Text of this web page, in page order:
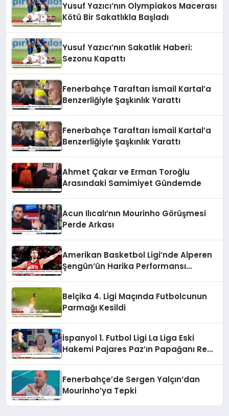
Yusuf Yazıcı’nın Olympiakos Macerası
Kötü Bir Sakatlıkla Başladı
Yusuf Yazıcı’nın Sakatlık Haberi:
Sezonu Kapattı
Fenerbahçe Taraftarı İsmail Kartal’a
Benzerliğiyle Şaşkınlık Yarattı
Fenerbahçe Taraftarı İsmail Kartal’a
Benzerliğiyle Şaşkınlık Yarattı
Ahmet Çakar ve Erman Toroğlu
Arasındaki Samimiyet Gündemde
Acun Ilıcalı’nın Mourinho Görüşmesi
Perde Arkası
Amerikan Basketbol Ligi’nde Alperen
Şengün’ün Harika Performansı
Belçika 4. Ligi Maçında Futbolcunun
Parmağı Kesildi
İspanyol 1. Futbol Ligi La Liga Eski
Hakemi Pajares Paz’ın Papağanı Real
Fenerbahçe’de Sergen Yalçın’dan
Mourinho’ya Tepki